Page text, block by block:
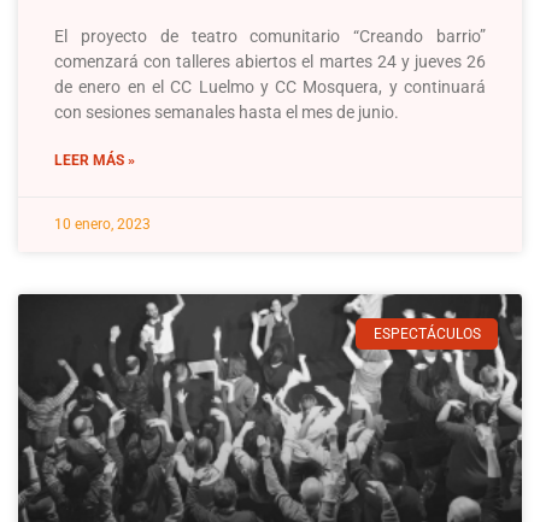
El proyecto de teatro comunitario “Creando barrio”
comenzará con talleres abiertos el martes 24 y jueves 26
de enero en el CC Luelmo y CC Mosquera, y continuará
con sesiones semanales hasta el mes de junio.
LEER MÁS »
10 enero, 2023
ESPECTÁCULOS